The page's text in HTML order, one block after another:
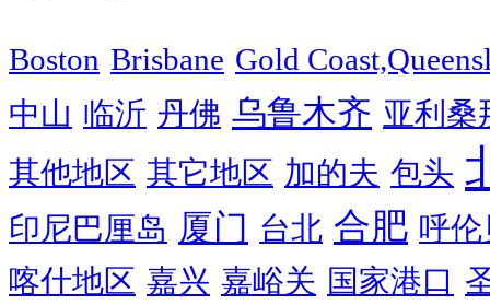
Boston Brisbane Gold
中山 临沂 丹佛 乌鲁木齐 亚利桑
其他地区 其它地区 加的夫 包头
印尼巴厘岛 厦门 台北 合肥 呼
喀什地区 嘉兴 嘉峪关 国家港口